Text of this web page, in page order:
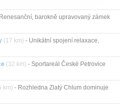
barokně upravovaný zámek
(17 km) - Unikátní spojení relaxace,
(32 km) - Sportareál České Petrovice
km) - Rozhledna Zlatý Chlum dominuje